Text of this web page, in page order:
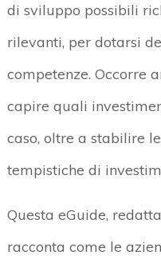
di sviluppo possibili
rilevanti, per dotarsi
competenze. Occorre
capire quali
caso, oltre a stabilire
tempistiche di
Questa eGuide,
racconta come le